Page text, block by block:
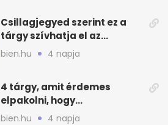
Csillagjegyed szerint ez a
tárgy szívhatja el az
otthonod energiáját
bien.hu 4 napja
4 tárgy, amit érdemes
elpakolni, hogy
hűvösebbnek tűnjön a lakás
bien.hu 4 napja